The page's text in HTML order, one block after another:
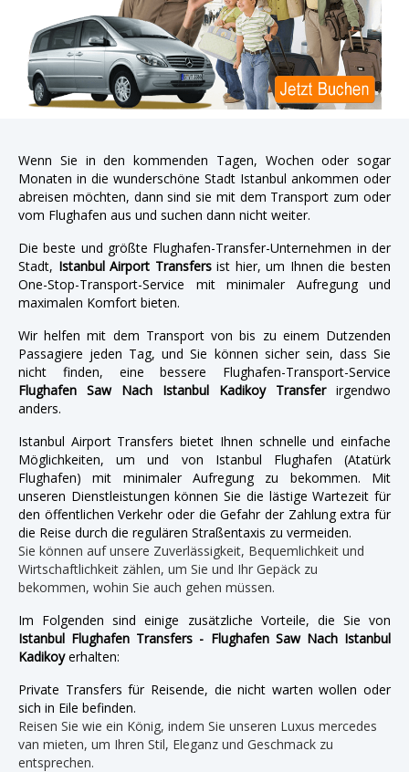
Wenn Sie in den kommenden Tagen, Wochen oder sogar
Monaten in die wunderschöne Stadt Istanbul ankommen oder
abreisen möchten, dann sind sie mit dem Transport zum oder
vom Flughafen aus und suchen dann nicht weiter.
Die beste und größte Flughafen-Transfer-Unternehmen in der
Stadt, Istanbul Airport Transfersist hier, um Ihnen die besten
One-Stop-Transport-Service mit minimaler Aufregung und
maximalen Komfort bieten.
Wir helfen mit dem Transport von bis zu einem Dutzenden
Passagiere jeden Tag, und Sie können sicher sein, dass Sie
nicht finden, eine bessere Flughafen-Transport-Service
Flughafen Saw Nach Istanbul Kadikoy Transferirgendwo
anders.
Istanbul Airport Transfers bietet Ihnen schnelle und einfache
Möglichkeiten, um und von Istanbul Flughafen (Atatürk
Flughafen) mit minimaler Aufregung zu bekommen. Mit
unseren Dienstleistungen können Sie die lästige Wartezeit für
den öffentlichen Verkehr oder die Gefahr der Zahlung extra für
die Reise durch die regulären Straßentaxis zu vermeiden.
Sie können auf unsere Zuverlässigkeit, Bequemlichkeit und
Wirtschaftlichkeit zählen, um Sie und Ihr Gepäck zu
bekommen, wohin Sie auch gehen müssen.
Im Folgenden sind einige zusätzliche Vorteile, die Sie von
Istanbul Flughafen Transfers - Flughafen Saw Nach Istanbul
Kadikoyerhalten:
Private Transfers für Reisende, die nicht warten wollen oder
sich in Eile befinden.
Reisen Sie wie ein König, indem Sie unseren Luxus mercedes
van mieten, um Ihren Stil, Eleganz und Geschmack zu
entsprechen.